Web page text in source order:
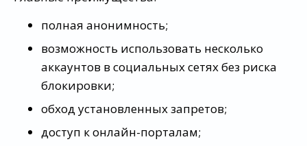
полная анонимность;
возможность использовать несколько
аккаунтов в социальных сетях без риска
блокировки;
обход установленных запретов;
доступ к онлайн-порталам;